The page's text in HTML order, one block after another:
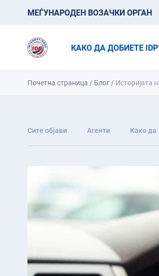
МЕЃУНАРОДЕН ВОЗАЧКИ ОРГАН
КАКО ДА ДОБИЕТЕ
Почетна страница / Блог / Историјата
Сите објави Агенти Како да